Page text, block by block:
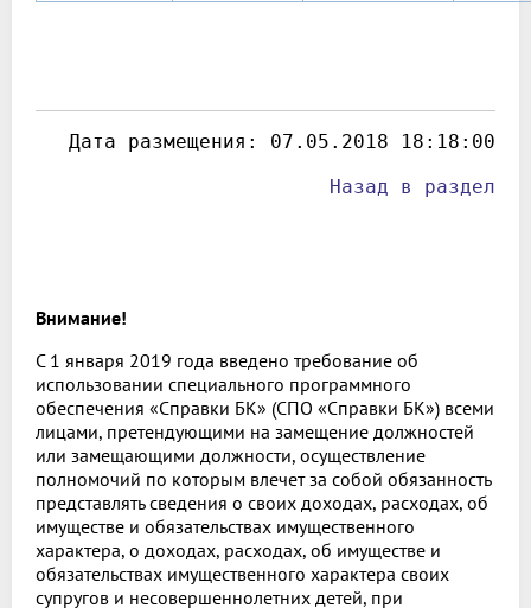
Дата размещения: 07.05.2018 18:18:00
Назад в раздел
Внимание!
С 1 января 2019 года введено требование об
использовании специального программного
обеспечения «Справки БК» (СПО «Справки БК») всеми
лицами, претендующими на замещение должностей
или замещающими должности, осуществление
полномочий по которым влечет за собой обязанность
представлять сведения о своих доходах, расходах, об
имуществе и обязательствах имущественного
характера, о доходах, расходах, об имуществе и
обязательствах имущественного характера своих
супругов и несовершеннолетних детей, при